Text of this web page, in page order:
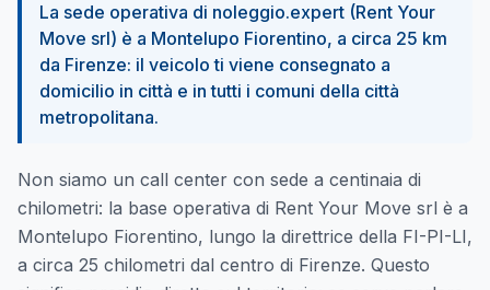
La sede operativa di noleggio.expert (Rent Your
Move srl) è a Montelupo Fiorentino, a circa 25 km
da Firenze: il veicolo ti viene consegnato a
domicilio in città e in tutti i comuni della città
metropolitana.
Non siamo un call center con sede a centinaia di
chilometri: la base operativa di Rent Your Move srl è a
Montelupo Fiorentino, lungo la direttrice della FI-PI-LI,
a circa 25 chilometri dal centro di Firenze. Questo